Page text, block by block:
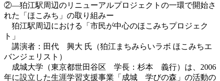
②―狛江駅周辺のリニューアルプロジェクトの一環で開始さ
れた「ほこみち」の取り組みー
狛江駅周辺における「市民が中心のほこみちプロジェク
ト」
講演者：田代 興大 氏（狛江まちみらいラボ ほこみちエ
バンジェリスト）
成城大学（東京都世田谷区 学長：杉本 義行）は、2006
年に設立した生涯学習支援事業「成城 学びの森」の活動の